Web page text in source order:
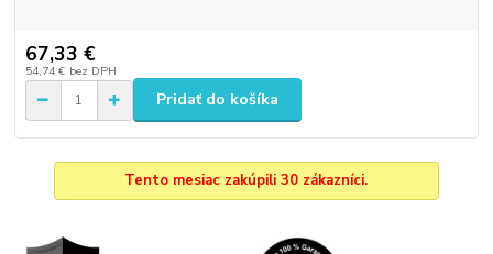
67,33 €
54,74 € bez DPH
Pridať do košíka
Tento mesiac zakúpili 30 zákazníci.